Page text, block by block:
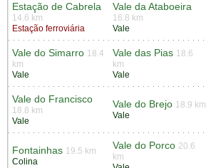
Estação de Cabrela
14.6 km
Estação ferroviária
Vale da Ataboeira
16.8 km
Vale
Vale do Simarro 18.4
km
Vale
Vale das Pias 18.6
km
Vale
Vale do Francisco
18.8 km
Vale
Vale do Brejo 18.9 km
Vale
Fontainhas 19.5 km
Colina
Vale do Porco 20.6
km